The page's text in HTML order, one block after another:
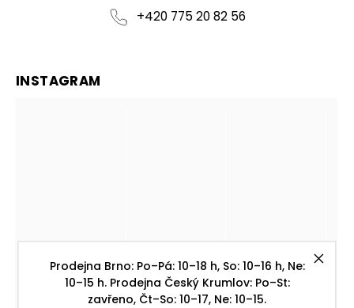
Prodejna Brno: Po–Pá: 10–18 h, So: 10–16 h, Ne:
10–15 h. Prodejna Český Krumlov: Po–St:
zavřeno, Čt–So: 10–17, Ne: 10–15.
+420 775 20 82 56
INSTAGRAM